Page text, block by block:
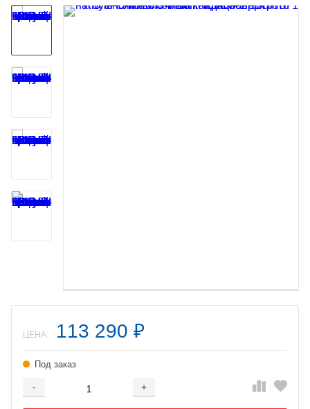
ЦЕНА: 113 290 ₽
Под заказ
- +
Добавляется...
Добавлен